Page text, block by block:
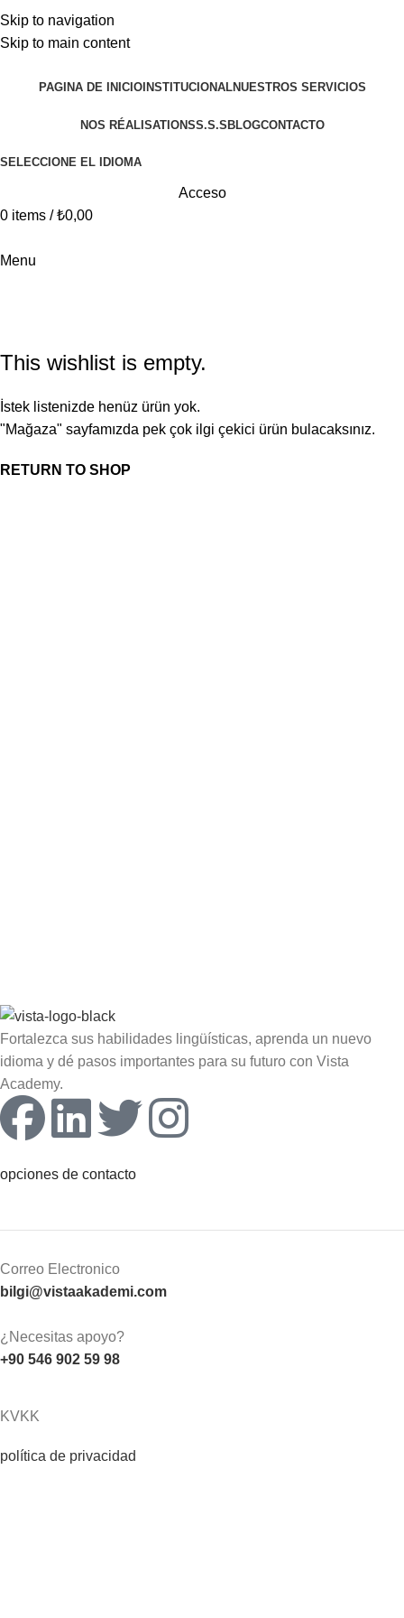
Skip to navigation
Skip to main content
+90 546 902 59 98 | bilgi@vistaakademi.com
+90 546 902 59 98 | bilgi@vistaakademi.com
PAGINA DE INICIOINSTITUCIONALNUESTROS SERVICIOS
NOS RÉALISATIONSS.S.SBLOGCONTACTO
SELECCIONE EL IDIOMA
Acceso
0 items / ₺0,00
Menu
This wishlist is empty.
İstek listenizde henüz ürün yok.
"Mağaza" sayfamızda pek çok ilgi çekici ürün bulacaksınız.
RETURN TO SHOP
Fortalezca sus habilidades lingüísticas, aprenda un nuevo
idioma y dé pasos importantes para su futuro con Vista
Academy.
opciones de contacto
Correo Electronico
bilgi@vistaakademi.com
¿Necesitas apoyo?
+90 546 902 59 98
KVKK
política de privacidad